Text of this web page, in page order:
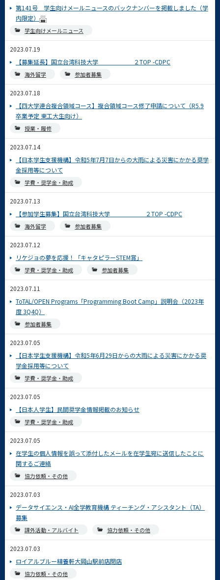
学生向けメールニュース
第141号 学生向けメールニュースのバックナンバーを掲載しました（学
内限定）
2023.07.19
海外留学 参加者募集
【募集延長】国立台湾科技大学 ２TOP -CDPC
2023.07.18
授業・履修
【四大学連合複合領域コース】複合領域コース修了申請について（R5.9
卒業予定 東工大生向け）
2023.07.14
学費・奨学金・助成
【日本学生支援機構】令和5年7月7日からの大雨による災害にかかる奨学
金採用等について
2023.07.13
海外留学 参加者募集
【参加学生募集】国立台湾科技大学 ２TOP -CDPC
2023.07.12
学費・奨学金・助成 参加者募集
リケジョの夢を応援！「キャタピラーSTEM賞」
2023.07.11
参加者募集
ToTAL/OPEN Programs「Programming Boot Camp」説明会（2023年
度 3Q4Q）
2023.07.05
学費・奨学金・助成
【日本学生支援機構】令和5年6月29日からの大雨による災害にかかる奨
学金採用等について
2023.07.05
学費・奨学金・助成
【日本人学生】民間奨学金情報掲載のお知らせ
2023.07.05
協力依頼・その他
在学生の個人情報を誤って添付したメールを在学生宛に送信したことに
関するご連絡
2023.07.03
課外活動・アルバイト 協力依頼・その他
データサイエンス・AI全学教育機構 ティーチング・アシスタント（TA）
募集
2023.07.03
協力依頼・その他
ロイアルブルー精養軒大岡山駅前店閉店